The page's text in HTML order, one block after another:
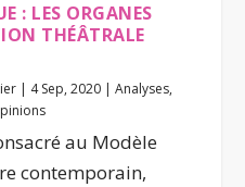
: LES ORGANES
THÉÂTRALE
| 4 Sep, 2020 |Analyses,
au Modèle
contemporain,